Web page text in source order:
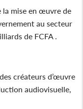
la mise en œuvre de
au secteur
de FCFA .
créateurs d’œuvre
audiovisuelle,